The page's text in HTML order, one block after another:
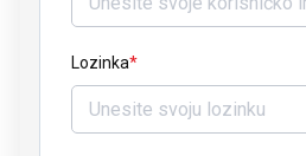
Lozinka